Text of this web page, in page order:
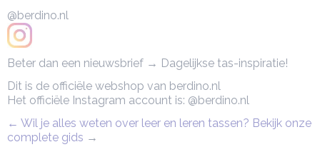
@berdino.nl
Beter dan een nieuwsbrief → Dagelijkse tas-inspiratie!
Dit is de officiële webshop van berdino.nl
Het officiële Instagram account is: @berdino.nl
← Wil je alles weten over leer en leren tassen? Bekijk onze
complete gids →